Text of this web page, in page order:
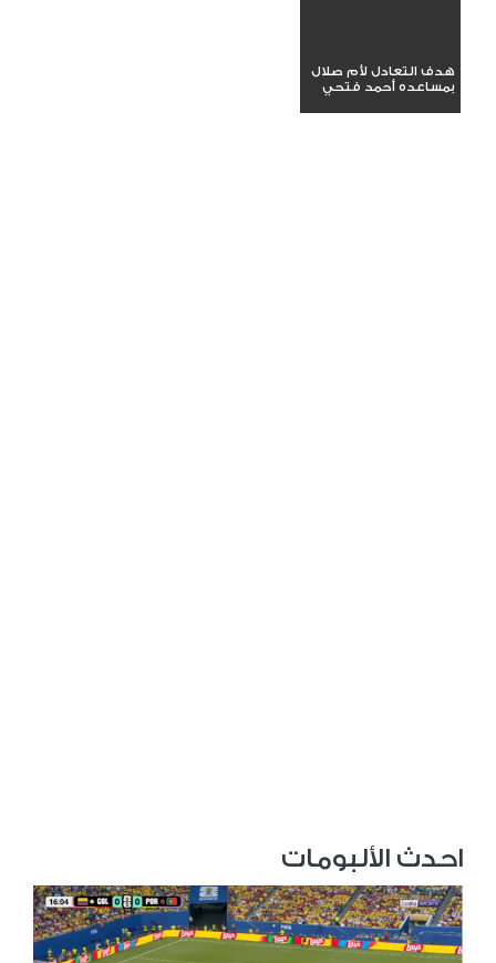
هدف التعادل لأم صلال
بمساعده أحمد فتحي
احدث الألبومات